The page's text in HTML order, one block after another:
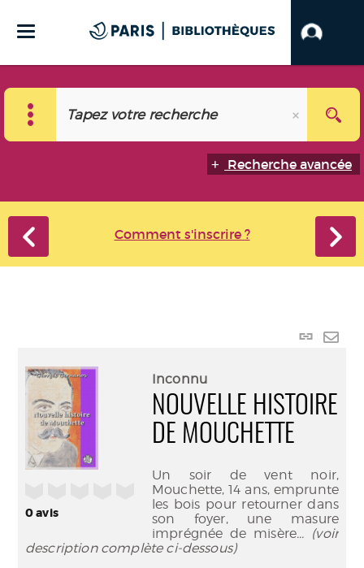
Recherche avancée
Comment s'inscrire ?
Lien
mail
0avis
Inconnu
NOUVELLE HISTOIRE
DE MOUCHETTE
Un soir de vent noir,
Mouchette, 14 ans, emprunte
les bois pour retourner dans
son foyer, une masure
imprégnée de misère... (voir
description complète ci-dessous)